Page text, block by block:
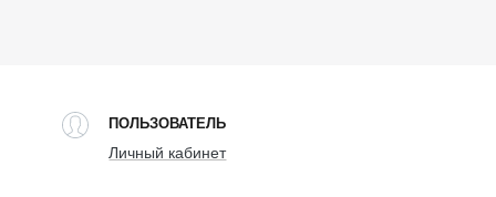
ПОЛЬЗОВАТЕЛЬ
Личный кабинет